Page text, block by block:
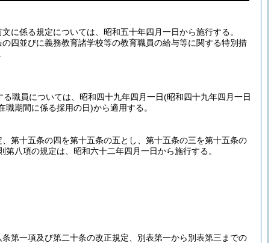
に係る規定については、昭和五十年四月一日から施行する。
四並びに義務教育諸学校等の教育職員の給与等に関する特別措
る職員については、昭和四十九年四月一日(昭和四十九年四月一日
職期間に係る採用の日)から適用する。
第十五条の四を第十五条の五とし、第十五条の三を第十五条の
八項の規定は、昭和六十二年四月一日から施行する。
第一項及び第二十条の改正規定、別表第一から別表第三までの